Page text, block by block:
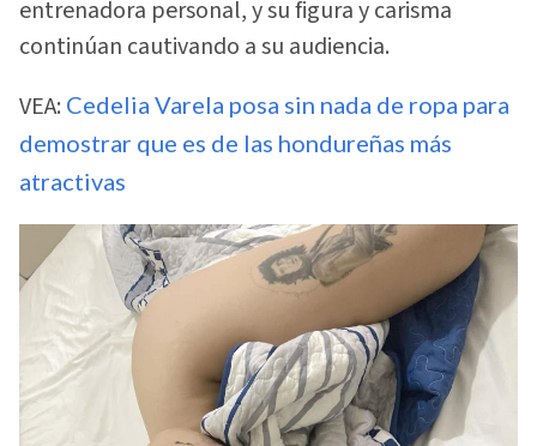
entrenadora personal, y su figura y carisma
continúan cautivando a su audiencia.
VEA: Cedelia Varela posa sin nada de ropa para
demostrar que es de las hondureñas más
atractivas